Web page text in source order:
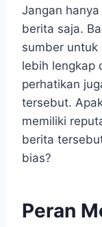
Jangan
berita saja.
sumber untuk
lebih lengkap
perhatikan
tersebut.
memiliki
berita
bias?
Peran